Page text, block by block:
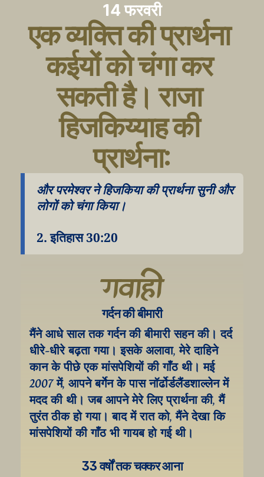
14 फरवरी
एक व्यक्ति की प्रार्थना
कईयों को चंगा कर
सकती है। राजा
हिजकिय्याह की
प्रार्थना:
और परमेश्वर ने हिजकिया की प्रार्थना सुनी और
लोगों को चंगा किया।
2. इतिहास 30:20
गवाही
गर्दन की बीमारी
मैंने आधे साल तक गर्दन की बीमारी सहन की। दर्द
धीरे-धीरे बढ़ता गया। इसके अलावा, मेरे दाहिने
कान के पीछे एक मांसपेशियों की गाँठ थी। मई
2007 में, आपने बर्गेन के पास नॉर्ढोर्डलैंडशाल्लेन में
मदद की थी। जब आपने मेरे लिए प्रार्थना की, मैं
तुरंत ठीक हो गया। बाद में रात को, मैंने देखा कि
मांसपेशियों की गाँठ भी गायब हो गई थी।
33 वर्षों तक चक्कर आना